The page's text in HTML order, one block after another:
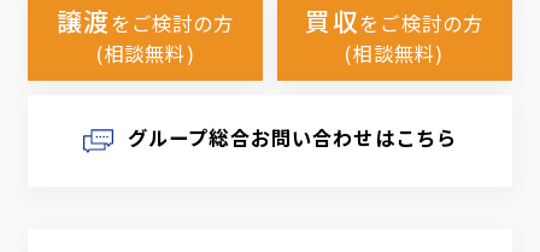
譲渡をご検討の方
(相談無料)
買収をご検討の方
(相談無料)
グループ総合お問い合わせはこちら